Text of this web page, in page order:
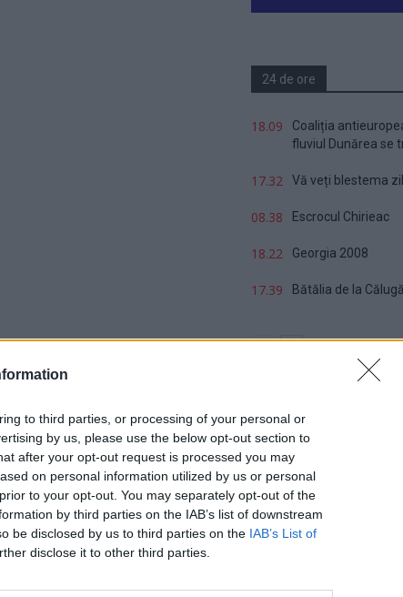
to third parties, or processing of your personal or
by us, please use the below opt-out section to
after your opt-out request is processed you may
on personal information utilized by us or personal
to your opt-out. You may separately opt-out of the
by third parties on the IAB’s list of downstream
be disclosed by us to third parties on the IAB’s List of
disclose it to other third parties.
24 de ore
18.09
Coaliția
fluviul Dunărea se
17.32 Vă veți blestema
08.38 Escrocul Chirieac
18.22 Georgia 2008
17.39 Bătălia de la
Ce partid ați
parlamentare ar avea